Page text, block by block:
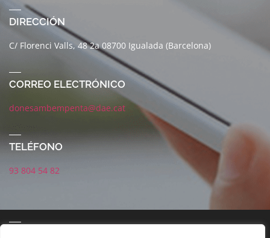
DIRECCIÓN
C/ Florenci Valls, 48 2a 08700 Igualada (Barcelona)
CORREO ELECTRÓNICO
donesambempenta@dae.cat
TELÉFONO
93 804 54 82